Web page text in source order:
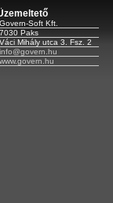
Govern-Soft Kft.
7030 Paks
Váci Mihály utca 3. Fsz. 2
info@govern.hu
www.govern.hu